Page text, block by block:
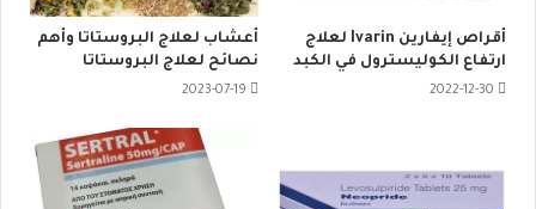
أقراص إيفارين Ivarin لعلاج
ارتفاع الكوليسترول في الكبد
2022-12-30
أعشاب لعلاج البروستاتا وأهم
نصائح لعلاج البروستاتا
2023-07-19